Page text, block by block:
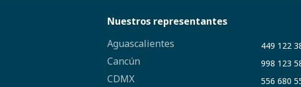
Nuestros representantes
Aguascalientes
449 122
Cancún 998 123
CDMX 556 680